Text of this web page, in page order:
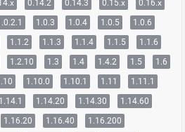
0.14.2 0.14.3 0.15.x
0.16.x
1.0.3 1.0.4 1.0.5
1.0.6
1.1.2 1.1.3 1.1.4 1.1.5
1.1.6
1.2.10 1.3 1.4 1.4.2 1.5
1.6
1.10.0 1.10.1 1.11
1.11.1
1.14.1 1.14.20 1.14.30
1.14.60
1.16.20 1.16.40
1.16.200